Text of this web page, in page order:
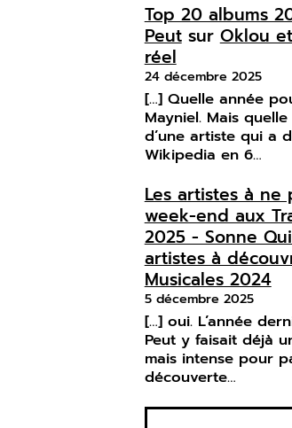
Top 20 albums
PeutsurOklou
réel
24 décembre 2025
[…] Quelle année
Mayniel. Mais
d’une artiste qui a
Wikipedia en 6…
Les artistes à ne
week-end aux
2025 - Sonne
artistes à
Musicales 2024
5 décembre 2025
[…] oui. L’année
Peut y faisait déjà
mais intense pour
découverte…
R